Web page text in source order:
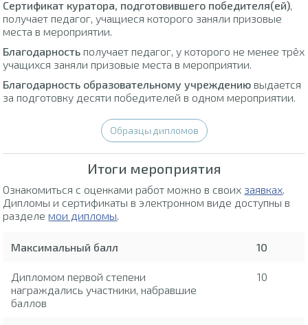
Сертификат куратора, подготовившего победителя(ей),
получает педагог, учащиеся которого заняли призовые
места в мероприятии.
Благодарность получает педагог, у которого не менее трёх
учащихся заняли призовые места в мероприятии.
Благодарность образовательному учреждению выдается
за подготовку десяти победителей в одном мероприятии.
Образцы дипломов
Итоги мероприятия
Ознакомиться с оценками работ можно в своих заявках.
Дипломы и сертификаты в электронном виде доступны в
разделемои дипломы.
Максимальный балл 10
Дипломом первой степени
награждались участники, набравшие
баллов
10